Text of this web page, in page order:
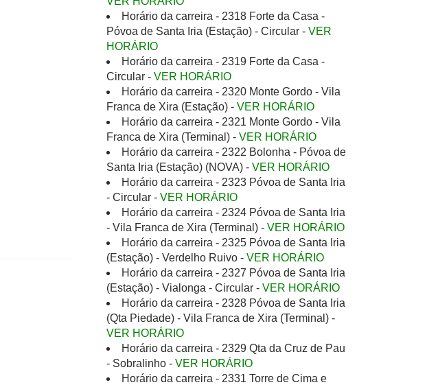
Horário da carreira - 2318 Forte da Casa -
Póvoa de Santa Iria (Estação) - Circular - VER
HORÁRIO
Horário da carreira - 2319 Forte da Casa -
Circular - VER HORÁRIO
Horário da carreira - 2320 Monte Gordo - Vila
Franca de Xira (Estação) - VER HORÁRIO
Horário da carreira - 2321 Monte Gordo - Vila
Franca de Xira (Terminal) - VER HORÁRIO
Horário da carreira - 2322 Bolonha - Póvoa de
Santa Iria (Estação) (NOVA) - VER HORÁRIO
Horário da carreira - 2323 Póvoa de Santa Iria
- Circular - VER HORÁRIO
Horário da carreira - 2324 Póvoa de Santa Iria
- Vila Franca de Xira (Terminal) - VER HORÁRIO
Horário da carreira - 2325 Póvoa de Santa Iria
(Estação) - Verdelho Ruivo - VER HORÁRIO
Horário da carreira - 2327 Póvoa de Santa Iria
(Estação) - Vialonga - Circular - VER HORÁRIO
Horário da carreira - 2328 Póvoa de Santa Iria
(Qta Piedade) - Vila Franca de Xira (Terminal) -
VER HORÁRIO
Horário da carreira - 2329 Qta da Cruz de Pau
- Sobralinho - VER HORÁRIO
Horário da carreira - 2331 Torre de Cima e